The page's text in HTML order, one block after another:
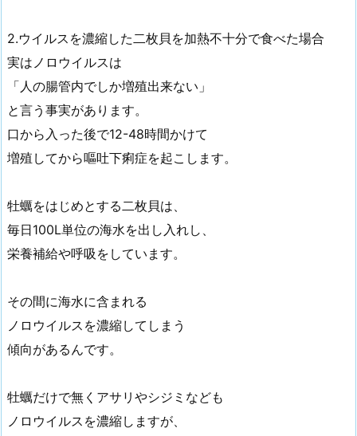
2.ウイルスを濃縮した二枚貝を加熱不十分で食べた場合
実はノロウイルスは
「人の腸管内でしか増殖出来ない」
と言う事実があります。
口から入った後で12-48時間かけて
増殖してから嘔吐下痢症を起こします。
牡蠣をはじめとする二枚貝は、
毎日100L単位の海水を出し入れし、
栄養補給や呼吸をしています。
その間に海水に含まれる
ノロウイルスを濃縮してしまう
傾向があるんです。
牡蠣だけで無くアサリやシジミなども
ノロウイルスを濃縮しますが、